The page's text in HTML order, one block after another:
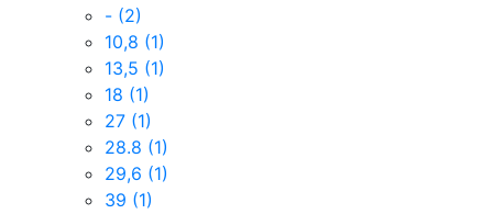
- (2)
10,8 (1)
13,5 (1)
18 (1)
27 (1)
28.8 (1)
29,6 (1)
39 (1)